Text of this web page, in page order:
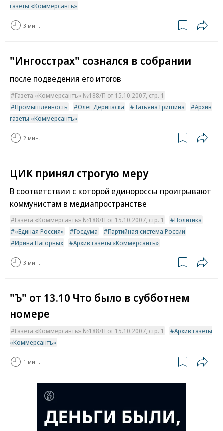
газеты «Коммерсантъ»
3 мин.
"Ингосстрах" сознался в собрании
после подведения его итогов
Газета «Коммерсантъ» №188/П от 15.10.2007, стр. 1
Промышленность
Олег Дерипаска Татьяна Гришина
Архив
газеты «Коммерсантъ»
2 мин.
ЦИК принял строгую меру
В соответствии с которой единороссы проигрывают
коммунистам в медиапространстве
Газета «Коммерсантъ» №188/П от 15.10.2007, стр. 1
Политика
«Единая Россия»
Госдума
Партийная система России
Ирина Нагорных
Архив газеты «Коммерсантъ»
3 мин.
"Ъ" от 13.10 Что было в субботнем
номере
Газета «Коммерсантъ» №188/П от 15.10.2007, стр. 1
Архив газеты
«Коммерсантъ»
1 мин.